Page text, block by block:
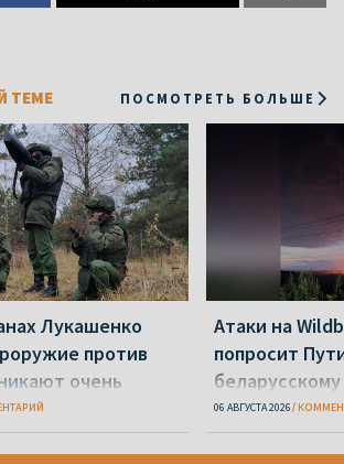
ТЕМЕ ПОСМОТРЕТЬ БОЛЬШЕ
Лукашенко
против
очень
Атаки на
попросит
06 АВГУСТА 2026